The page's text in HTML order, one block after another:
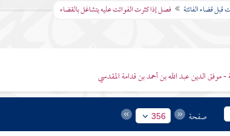
قضاء الفائتة فصل إذا كثرت الفوائت عليه يتشاغل بالقضاء
- موفق الدين عبد الله بن أحمد بن قدامة المقدسي
صفحة 356